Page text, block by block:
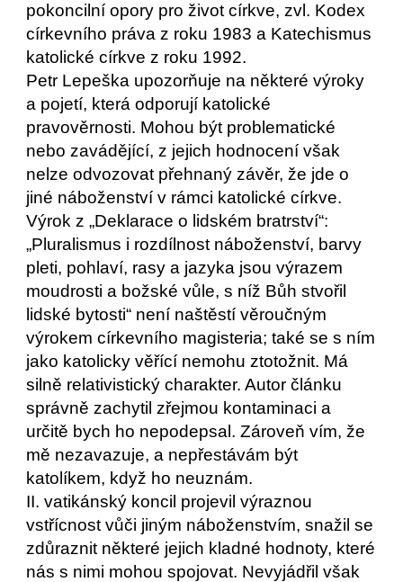
pokoncilní opory pro život církve, zvl. Kodex
církevního práva z roku 1983 a Katechismus
katolické církve z roku 1992.
Petr Lepeška upozorňuje na některé výroky
a pojetí, která odporují katolické
pravověrnosti. Mohou být problematické
nebo zavádějící, z jejich hodnocení však
nelze odvozovat přehnaný závěr, že jde o
jiné náboženství v rámci katolické církve.
Výrok z „Deklarace o lidském bratrství“:
„Pluralismus i rozdílnost náboženství, barvy
pleti, pohlaví, rasy a jazyka jsou výrazem
moudrosti a božské vůle, s níž Bůh stvořil
lidské bytosti“ není naštěstí věroučným
výrokem církevního magisteria; také se s ním
jako katolicky věřící nemohu ztotožnit. Má
silně relativistický charakter. Autor článku
správně zachytil zřejmou kontaminaci a
určitě bych ho nepodepsal. Zároveň vím, že
mě nezavazuje, a nepřestávám být
katolíkem, když ho neuznám.
II. vatikánský koncil projevil výraznou
vstřícnost vůči jiným náboženstvím, snažil se
zdůraznit některé jejich kladné hodnoty, které
nás s nimi mohou spojovat. Nevyjádřil však